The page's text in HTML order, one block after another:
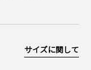
サイズに関して